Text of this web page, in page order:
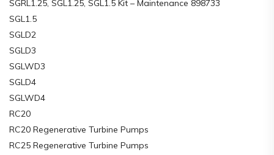
SGRL1.25, SGL1.25, SGL1.5 Kit – Maintenance 898733
SGL1.5
SGLD2
SGLD3
SGLWD3
SGLD4
SGLWD4
RC20
RC20 Regenerative Turbine Pumps
RC25 Regenerative Turbine Pumps